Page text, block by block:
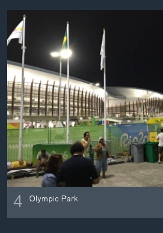
4 Olympic Park